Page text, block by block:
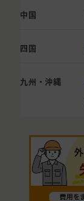
中国
四国
九州・沖縄